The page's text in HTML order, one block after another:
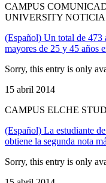
CAMPUS
UNIVERSITY NOTICIA
(Español) Un total de 473
mayores de 25 y 45 años
Sorry, this entry is only
15 abril 2014
CAMPUS ELCHE
(Español) La estudiante
obtiene la segunda nota
Sorry, this entry is only